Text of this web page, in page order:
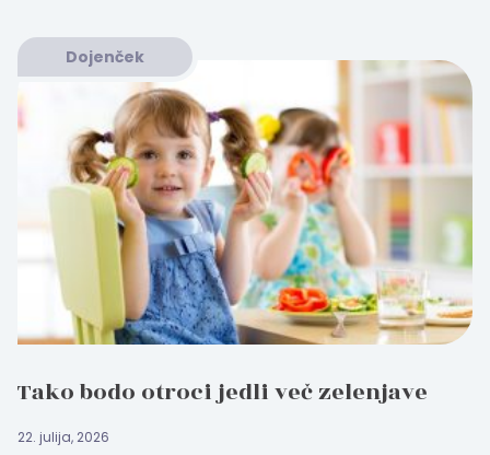
Dojenček
Tako bodo otroci jedli več zelenjave
22. julija, 2026